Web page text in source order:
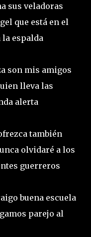
sus veladoras
que está en el
espalda
son mis amigos
lleva las
alerta
también
olvidaré a los
guerreros
buena escuela
parejo al